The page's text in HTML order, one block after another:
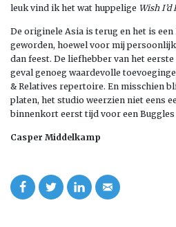
leuk vind ik het wat huppelige Wish
De originele Asia is terug en het is
geworden, hoewel voor mij
dan feest. De liefhebber van het
geval genoeg waardevolle
& Relatives repertoire. En misschien
platen, het studio weerzien niet eens
binnenkort eerst tijd voor een Buggles
Casper Middelkamp